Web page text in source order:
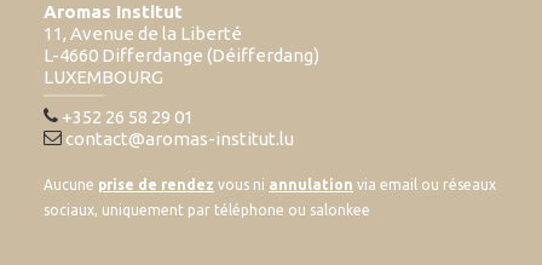
Aromas Institut
11, Avenue de la Liberté
L-4660 Differdange (Déifferdang)
LUXEMBOURG
+352 26 58 29 01
contact@aromas-institut.lu
Aucune prise de rendez vous ni annulation via email ou réseaux
sociaux, uniquement par téléphone ou salonkee